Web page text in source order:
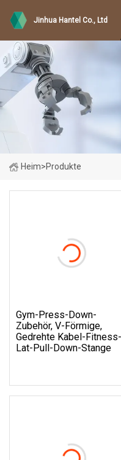
Jinhua Hantel Co., Ltd
Heim>Produkte
Gym-Press-Down-
Zubehör, V-Förmige,
Gedrehte Kabel-Fitness-
Lat-Pull-Down-Stange